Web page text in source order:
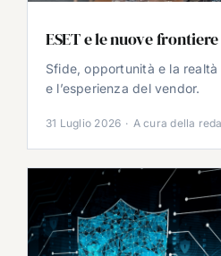
ESET e le nuove
Sfide, opportunità e la
e l’esperienza del vendor.
31 Luglio 2026 · A cura della